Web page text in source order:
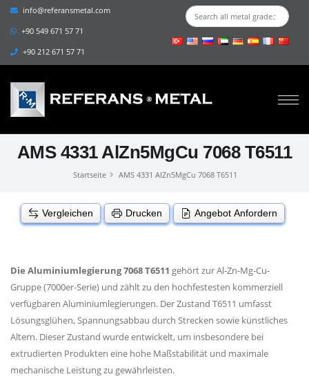
info@referansmetal.com
+90 549 671 57 71
+90 212 671 57 71
AMS 4331 AlZn5MgCu 7068 T6511
Startseite AMS 4331 AlZn5MgCu 7068 T6511
Vergleichen Drucken Angebot Anfordern
Die Aluminiumlegierung 7068 T6511 gehört zur Al-Zn-Mg-Cu-
Gruppe (7000er-Serie) und zählt zu den hochfestesten kommerziell
verfügbaren Aluminiumlegierungen. Der Zustand T6511 umfasst
Lösungsglühen, Spannungsabbau durch Strecken sowie künstliches
Altern. Dieser Zustand wurde entwickelt, um insbesondere bei
extrudierten Produkten eine hohe Maßstabilität und maximale
mechanische Leistung zu gewährleisten.